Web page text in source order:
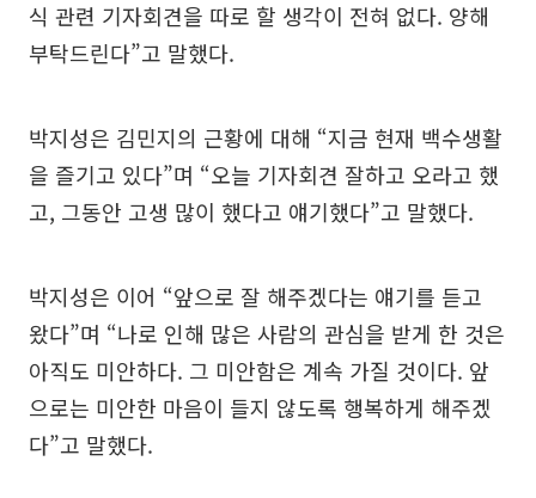
식 관련 기자회견을 따로 할 생각이 전혀 없다. 양해
부탁드린다”고 말했다.
박지성은 김민지의 근황에 대해 “지금 현재 백수생활
을 즐기고 있다”며 “오늘 기자회견 잘하고 오라고 했
고, 그동안 고생 많이 했다고 얘기했다”고 말했다.
박지성은 이어 “앞으로 잘 해주겠다는 얘기를 듣고
왔다”며 “나로 인해 많은 사람의 관심을 받게 한 것은
아직도 미안하다. 그 미안함은 계속 가질 것이다. 앞
으로는 미안한 마음이 들지 않도록 행복하게 해주겠
다”고 말했다.